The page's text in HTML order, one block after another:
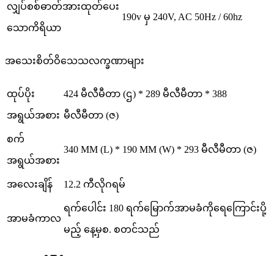
လျှပ်စစ်ဓာတ်အားထုတ်ပေး
သောကိရိယာ
190v မှ 240V, AC 50Hz / 60hz
အသေးစိတ်ဝိသေသလက္ခဏာများ
ထုပ်ပိုး
အရွယ်အစား
424 မီလီမီတာ (ဌ) * 289 မီလီမီတာ * 388
မီလီမီတာ (ဇ)
စက်
အရွယ်အစား
340 MM (L) * 190 MM (W) * 293 မီလီမီတာ (ဇ)
အလေးချိန် 12.2 ကီလိုဂရမ်
အာမခံကာလ
ရက်ပေါင်း 180 ရက်မြောက်အာမခံကိုရေကြောင်းပို့
မည့် နေ့မှစ. စတင်သည်